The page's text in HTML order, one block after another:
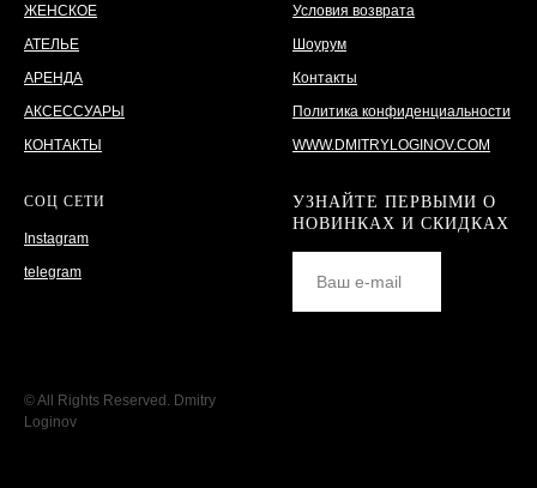
ЖЕНСКОЕ
АТЕЛЬЕ
АРЕНДА
АКСЕССУАРЫ
КОНТАКТЫ
Условия возврата
Шоурум
Контакты
Политика конфиденциальности
WWW.DMITRYLOGINOV.COM
СОЦ СЕТИ
Instagram
telegram
УЗНАЙТЕ ПЕРВЫМИ О
НОВИНКАХ И СКИДКАХ
© All Rights Reserved. Dmitry
Loginov